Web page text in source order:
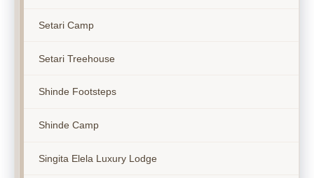
Setari Camp
Setari Treehouse
Shinde Footsteps
Shinde Camp
Singita Elela Luxury Lodge